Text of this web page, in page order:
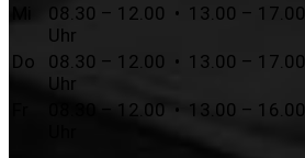
08.30 – 12.00 • 13.00 – 17.00
Uhr
Do
08.30 – 12.00 • 13.00 – 17.00
Uhr
08.30 – 12.00 • 13.00 – 16.00